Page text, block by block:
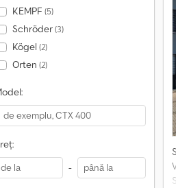
KEMPF (5)
Schröder(3)
Kögel (2)
Orten (2)
-